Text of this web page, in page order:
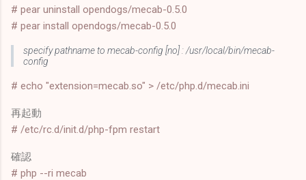
# pear uninstall opendogs/mecab-0.5.0
# pear install opendogs/mecab-0.5.0
specify pathname to mecab-config [no] : /usr/local/bin/mecab-
config
# echo "extension=mecab.so" > /etc/php.d/mecab.ini
再起動
# /etc/rc.d/init.d/php-fpm restart
確認
# php --ri mecab